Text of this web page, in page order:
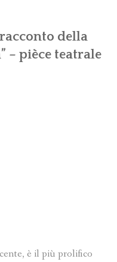
della
– pièce teatrale
è il più prolifico